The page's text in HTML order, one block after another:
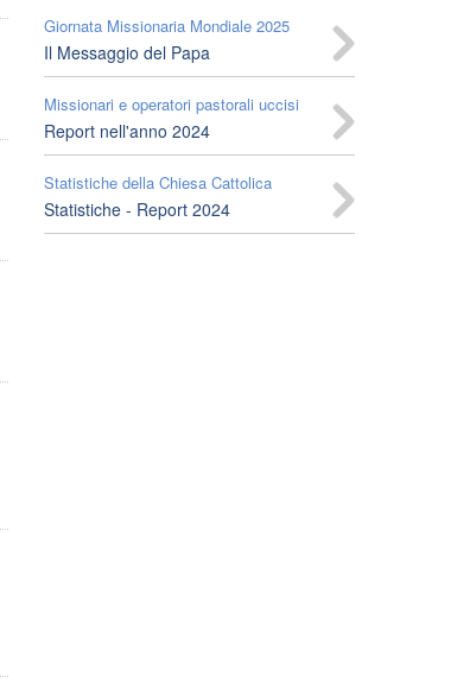
Giornata Missionaria Mondiale 2025
Il Messaggio del Papa
Missionari e operatori pastorali uccisi
Report nell'anno 2024
Statistiche della Chiesa Cattolica
Statistiche - Report 2024